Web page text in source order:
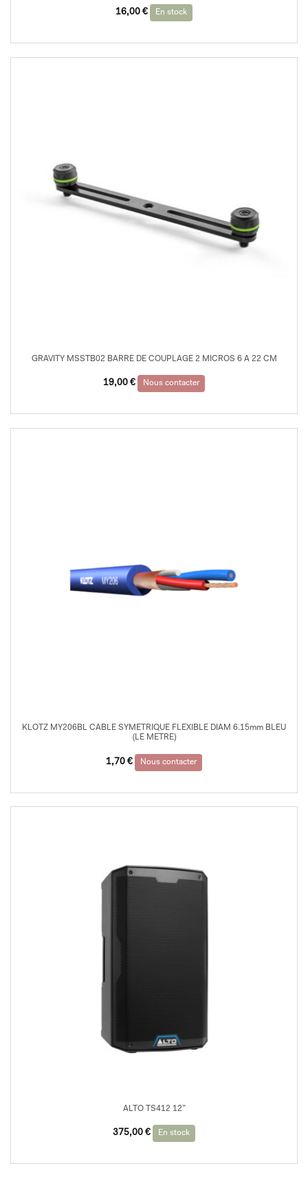
16,00 € En stock
GRAVITY MSSTB02 BARRE DE COUPLAGE 2 MICROS 6 A 22 CM
19,00 € Nous contacter
KLOTZ MY206BL CABLE SYMETRIQUE FLEXIBLE DIAM 6.15mm BLEU
(LE METRE)
1,70 € Nous contacter
ALTO TS412 12”
375,00 € En stock